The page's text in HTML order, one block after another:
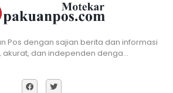
Pos dengan sajian berita dan informasi
akurat, dan independen denga…